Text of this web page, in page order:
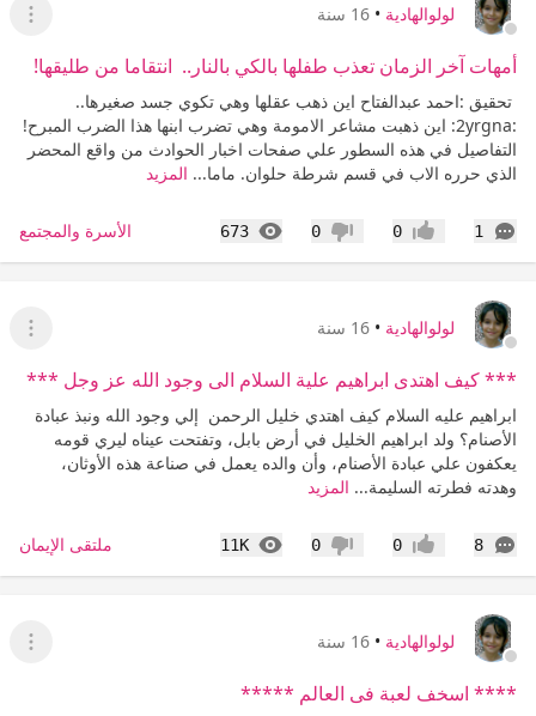
لولوالهادية • 16 سنة
عرض
أمهات آخر الزمان تعذب طفلها بالكي بالنار‮.. ‬ انتقاما من طليقها‮!‬
‮ ‬تحقيق‮ :‬احمد عبدالفتاح اين ذهب عقلها وهي تكوي جسد صغيرها‮..
:angry2: ‬اين ذهبت مشاعر الامومة وهي تضرب ابنها هذا الضرب المبرح‮!‬
التفاصيل في هذه السطور علي صفحات اخبار الحوادث من واقع المحضر
الذي حرره الاب في قسم شرطة حلوان‮.‬ ماما... المزيد
1
التعليقات إعجاب0 عدم إعجاب
0
673
المشاهدات الأسرة والمجتمع
لولوالهادية • 16 سنة
عرض
*** كيف اهتدى ابراهيم علية السلام الى وجود الله عز وجل ***
ابراهيم عليه السلام كيف اهتدي خليل الرحمن ‮ ‬إلي وجود الله ونبذ عبادة
الأصنام؟ ولد ابراهيم الخليل في أرض بابل،‮ ‬وتفتحت عيناه ليري قومه
يعكفون علي عبادة الأصنام،‮ ‬وأن والده يعمل في صناعة هذه الأوثان،‮
‬وهدته فطرته السليمة... المزيد
8
التعليقات إعجاب0 عدم إعجاب
0
11K
المشاهدات ملتقى الإيمان
لولوالهادية • 16 سنة
عرض
**** اسخف لعبة فى العالم *****